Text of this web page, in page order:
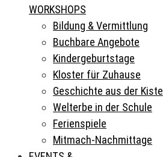
WORKSHOPS
Bildung & Vermittlung
Buchbare Angebote
Kindergeburtstage
Kloster für Zuhause
Geschichte aus der Kiste
Welterbe in der Schule
Ferienspiele
Mitmach-Nachmittage